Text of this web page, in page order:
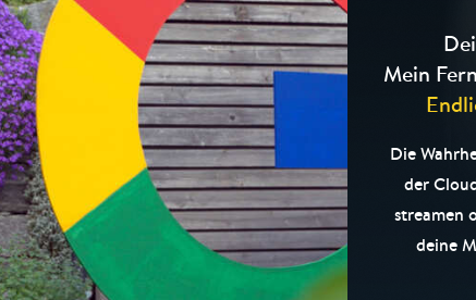
Mein
Die
der
streamen
deine